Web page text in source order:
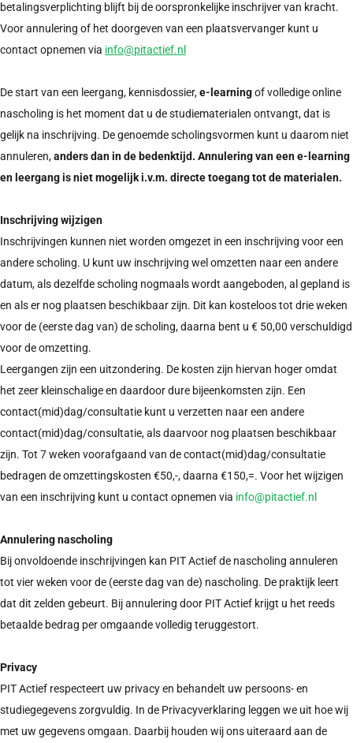
betalingsverplichting blijft bij de oorspronkelijke inschrijver van kracht.
Voor annulering of het doorgeven van een plaatsvervanger kunt u
contact opnemen via info@pitactief.nl
De start van een leergang, kennisdossier,e-learningof volledige online
nascholing is het moment dat u de studiematerialen ontvangt, dat is
gelijk na inschrijving. De genoemde scholingsvormen kunt u daarom niet
annuleren,anders dan in de bedenktijd. Annuleringvan een e-learning
en leergang is niet mogelijk i.v.m. directe toegang totde materialen.
Inschrijving wijzigen
Inschrijvingen kunnen niet worden omgezet in een inschrijving voor een
andere scholing. U kunt uw inschrijving wel omzetten naar een andere
datum, als dezelfde scholing nogmaals wordt aangeboden, al gepland is
en als er nog plaatsen beschikbaar zijn. Dit kan kosteloos tot drie weken
voor de (eerste dag van) de scholing, daarna bent u € 50,00 verschuldigd
voor de omzetting.
Leergangen zijn een uitzondering. De kosten zijn hiervan hoger omdat
het zeer kleinschalige en daardoor dure bijeenkomsten zijn. Een
contact(mid)dag/consultatie kunt u verzetten naar een andere
contact(mid)dag/consultatie, als daarvoor nog plaatsen beschikbaar
zijn. Tot 7 weken voorafgaand van de contact(mid)dag/consultatie
bedragen de omzettingskosten €50,-, daarna €150,=. Voor het wijzigen
van een inschrijving kunt u contact opnemen via info@pitactief.nl
Annulering nascholing
Bij onvoldoende inschrijvingen kan PIT Actief de nascholing annuleren
tot vier weken voor de (eerste dag van de) nascholing. De praktijk leert
dat dit zelden gebeurt. Bij annulering door PIT Actief krijgt u het reeds
betaalde bedrag per omgaande volledig teruggestort.
Privacy
PIT Actief respecteert uw privacy en behandelt uw persoons- en
studiegegevens zorgvuldig. In de Privacyverklaring leggen we uit hoe wij
met uw gegevens omgaan. Daarbij houden wij ons uiteraard aan de